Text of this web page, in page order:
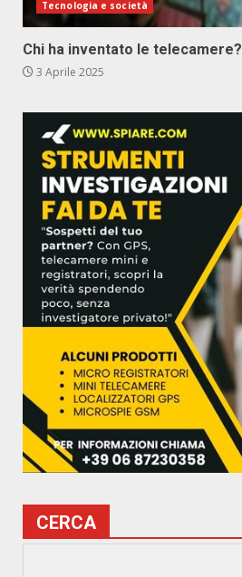
Tecnologia e società
Chi ha inventato le telecamere?
3 Aprile 2025
CERCA